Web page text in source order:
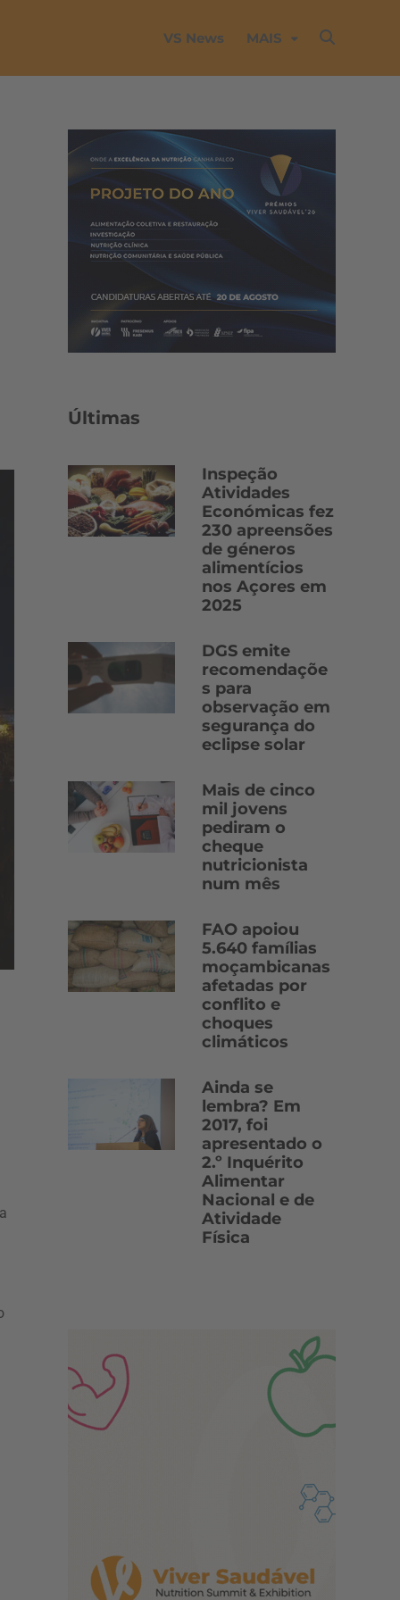
VS News MAIS
Últimas
Inspeção
Atividades
Económicas fez
230 apreensões
de géneros
alimentícios
nos Açores em
2025
DGS emite
recomendaçõe
s para
observação em
segurança do
eclipse solar
Mais de cinco
mil jovens
pediram o
cheque
nutricionista
num mês
FAO apoiou
5.640 famílias
moçambicanas
afetadas por
conflito e
choques
climáticos
Ainda se
lembra? Em
2017, foi
apresentado o
2.º Inquérito
Alimentar
Nacional e de
Atividade
Física